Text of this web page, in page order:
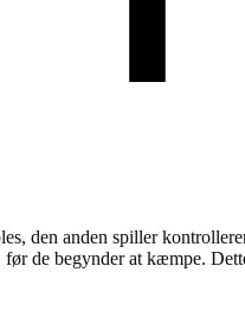
den anden spiller
de begynder at kæmpe.